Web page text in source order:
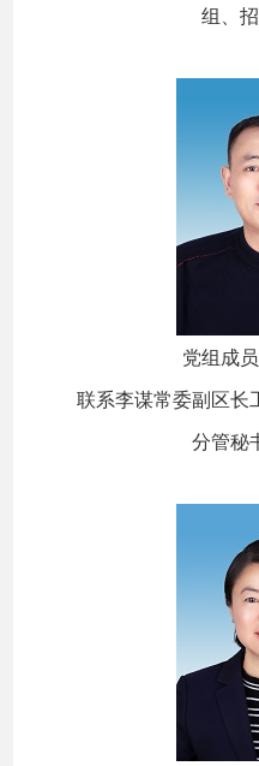
组、招
党组成员
联系李谋常委副区长工
分管秘书